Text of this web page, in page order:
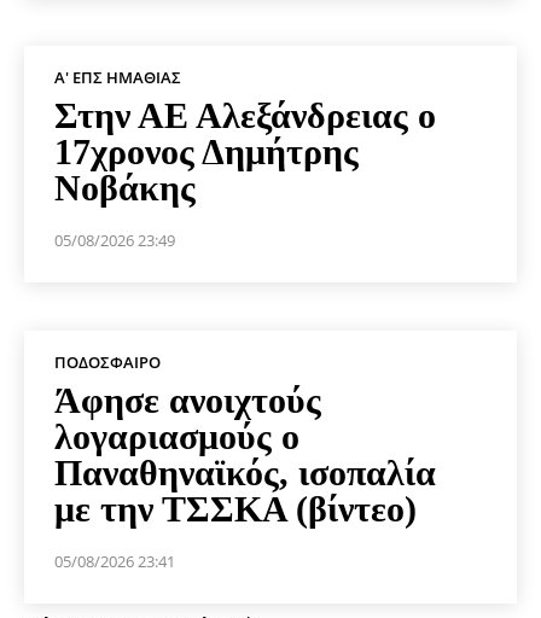
Α' ΕΠΣ ΗΜΑΘΊΑΣ
Στην ΑΕ Αλεξάνδρειας ο
17χρονος Δημήτρης
Νοβάκης
05/08/2026 23:49
ΠΟΔΌΣΦΑΙΡΟ
Άφησε ανοιχτούς
λογαριασμούς ο
Παναθηναϊκός, ισοπαλία
με την ΤΣΣΚΑ (βίντεο)
05/08/2026 23:41